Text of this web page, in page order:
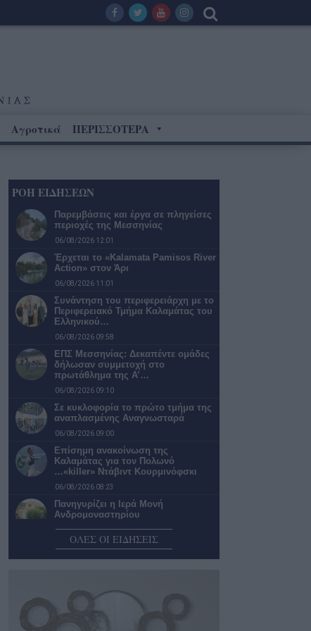
Αγροτικά ΠΕΡΙΣΣΟΤΕΡΑ
ΡΟΗ ΕΙΔΗΣΕΩΝ
Παρεμβάσεις και έργα σε πληγείσες
περιοχές της Μεσσηνίας
06/08/2026 12:01
Έρχεται το «Kalamata Pamisos River
Action» στον Άρι
06/08/2026 11:01
Συνάντηση του περιφερειάρχη με το
Περιφερειακό Τμήμα Καλαμάτας του
Ελληνικού…
06/08/2026 09:58
ΕΠΣ Μεσσηνίας: Δεκαπέντε ομάδες
δήλωσαν συμμετοχή στο
πρωτάθλημα της Α’…
06/08/2026 09:10
Σε κυκλοφορία το πρώτο τμήμα της
αναπλασμένης Αναγνωσταρά
06/08/2026 09:00
Επίσημη ανακοίνωση της
Καλαμάτας για τον Πολωνό
…«killer» Ντάβιντ Κουρμινόφσκι
06/08/2026 08:23
Πανηγυρίζει η Ιερά Μονή
Ανδρομοναστηρίου
06/08/2026 08:12
Υψηλός κίνδυνος πυρκαγιάς
σήμερα στην Περιφέρεια
Μάνη: Μεγάλη επιχείρηση
διάσωσης οικογένειας Γάλλων στο
φαράγγι του Βυρού…
ΟΛΕΣ ΟΙ ΕΙΔΗΣΕΙΣ